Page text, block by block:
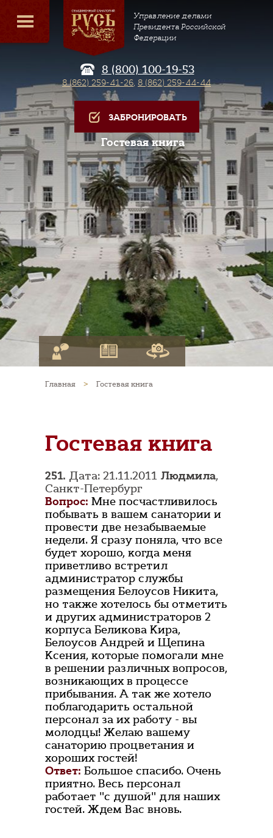
Управление делами
Президента Российской
Федерации
8 (800) 100-19-53
8 (862) 259-41-26, 8 (862) 259-44-44
ЗАБРОНИРОВАТЬ
Гостевая книга
Главная > Гостевая книга
Гостевая книга
251. Дата: 21.11.2011 Людмила,
Санкт-Петербург
Вопрос: Мне посчастливилось
побывать в вашем санатории и
провести две незабываемые
недели. Я сразу поняла, что все
будет хорошо, когда меня
приветливо встретил
администратор службы
размещения Белоусов Никита,
но также хотелось бы отметить
и других администраторов 2
корпуса Беликова Кира,
Белоусов Андрей и Щепина
Ксения, которые помогали мне
в решении различных вопросов,
возникающих в процессе
прибывания. А так же хотело
поблагодарить остальной
персонал за их работу - вы
молодцы! Желаю вашему
санаторию процветания и
хороших гостей!
Ответ: Большое спасибо. Очень
приятно. Весь персонал
работает "с душой" для наших
гостей. Ждем Вас вновь.